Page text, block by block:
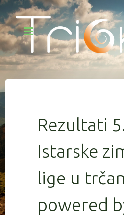
Rezultati
Istarske
lige u
powered